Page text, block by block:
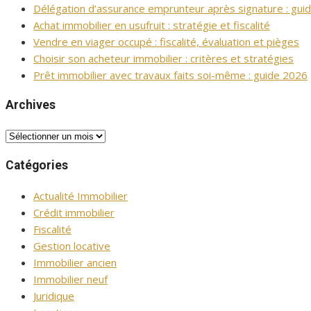
Délégation d’assurance emprunteur après signature :
Achat immobilier en usufruit : stratégie et fiscalité
Vendre en viager occupé : fiscalité, évaluation et pièges
Choisir son acheteur immobilier : critères et stratégies
Prêt immobilier avec travaux faits soi-même : guide 2026
Archives
Archives
Catégories
Actualité Immobilier
Crédit immobilier
Fiscalité
Gestion locative
Immobilier ancien
Immobilier neuf
Juridique